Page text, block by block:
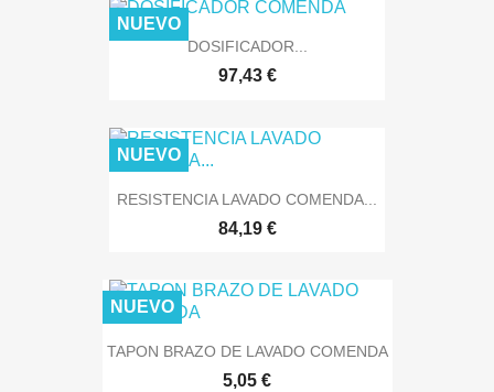
DOSIFICADOR...
97,43 €
NUEVO
RESISTENCIA LAVADO COMENDA...
84,19 €
NUEVO
TAPON BRAZO DE LAVADO COMENDA
5,05 €
NUEVO